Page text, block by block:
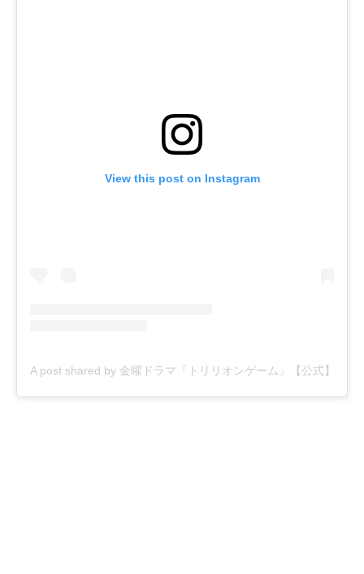
View this post on Instagram
A post shared by 金曜ドラマ『トリリオンゲーム』【公式】